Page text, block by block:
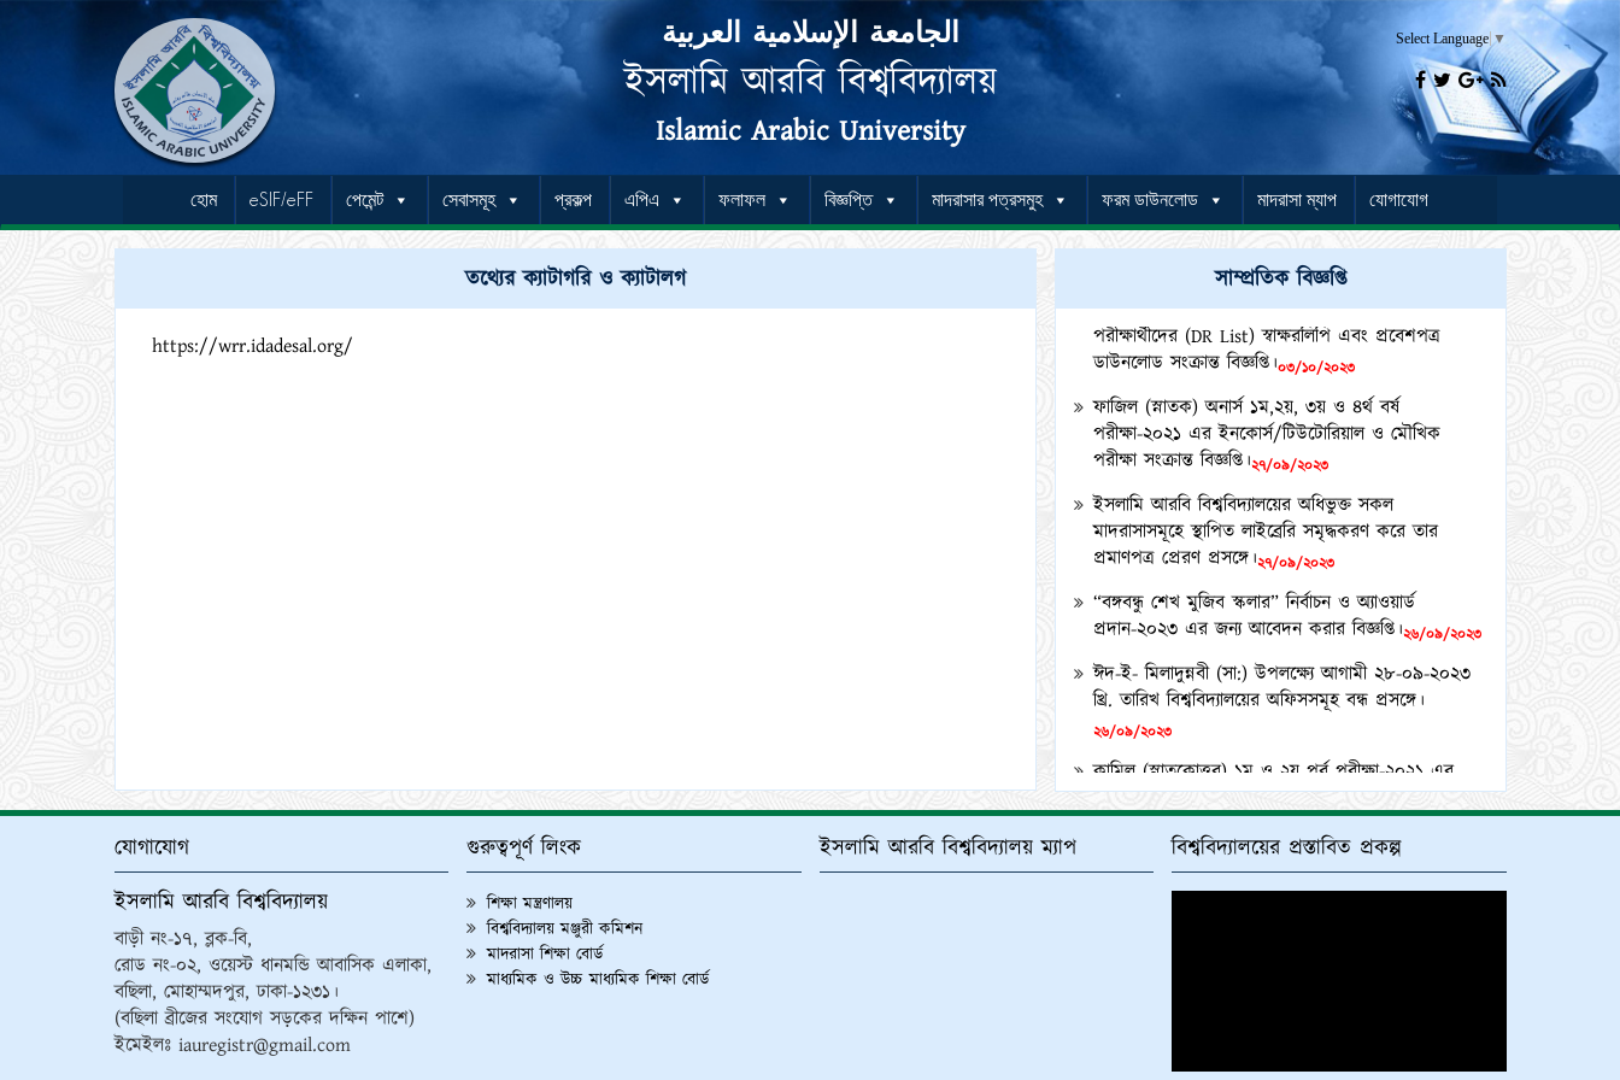
الجامعة الإسلامية العربية
ইসলামি আরবি বিশ্ববিদ্যালয়
Islamic Arabic University
Select Language ▼
   
হোম eSIF/eFF পেমেন্ট সেবাসমূহ প্রকল্প এপিএ ফলাফল বিজ্ঞপ্তি মাদরাসার পত্রসমুহ ফরম ডাউনলোড মাদরাসা ম্যাপ যোগাযোগ
তথ্যের ক্যাটাগরি ও ক্যাটালগ
https://wrr.idadesal.org/
সাম্প্রতিক বিজ্ঞপ্তি
কামিল মাস্টার্স (১ বছর মেয়াদী) পরীক্ষা-২০২১ এর
পরীক্ষার্থীদের (DR List) স্বাক্ষরলিপি এবং প্রবেশপত্র
ডাউনলোড সংক্রান্ত বিজ্ঞপ্তি।
০৩/১০/২০২৩
ফাজিল (স্নাতক) অনার্স ১ম,২য়, ৩য় ও ৪র্থ বর্ষ
পরীক্ষা-২০২১ এর ইনকোর্স/টিউটোরিয়াল ও মৌখিক
পরীক্ষা সংক্রান্ত বিজ্ঞপ্তি।২৭/০৯/২০২৩
ইসলামি আরবি বিশ্ববিদ্যালয়ের অধিভুক্ত সকল
মাদরাসাসমূহে স্থাপিত লাইব্রেরি সমৃদ্ধকরণ করে তার
প্রমাণপত্র প্রেরণ প্রসঙ্গে।২৭/০৯/২০২৩
“বঙ্গবন্ধু শেখ মুজিব স্কলার” নির্বাচন ও অ্যাওয়ার্ড
প্রদান-২০২৩ এর জন্য আবেদন করার বিজ্ঞপ্তি।
২৬/০৯/২০২৩
ঈদ-ই- মিলাদুন্নবী (সা:) উপলক্ষ্যে আগামী ২৮-০৯-২০২৩
খ্রি. তারিখ বিশ্ববিদ্যালয়ের অফিসসমূহ বন্ধ প্রসঙ্গে।
২৬/০৯/২০২৩
কামিল (স্নাতকোত্তর) ১ম ও ২য় পর্ব পরীক্ষা-২০২১ এর
পরীক্ষার্থীদের DR List, স্বাক্ষরলিপি এবং প্রবেশপত্র
২৪/০৯/২০২৩
ভর্তিচ্ছু শিক্ষার্থীদের ২য় মেধা তালিকা ও অপেক্ষমাণ
তালিকা প্রকাশ প্রসঙ্গে।
যোগাযোগ
ইসলামি আরবি বিশ্ববিদ্যালয়
বাড়ী নং-১৭, ব্লক-বি,
রোড নং-০২, ওয়েস্ট ধানমন্ডি আবাসিক এলাকা,
বছিলা, মোহাম্মদপুর, ঢাকা-১২৩১।
(বছিলা ব্রীজের সংযোগ সড়কের দক্ষিন পাশে)
ইমেইলঃ iauregistr@gmail.com
গুরুত্বপূর্ণ লিংক
শিক্ষা মন্ত্রণালয়
বিশ্ববিদ্যালয় মঞ্জুরী কমিশন
মাদরাসা শিক্ষা বোর্ড
মাধ্যমিক ও উচ্চ মাধ্যমিক শিক্ষা বোর্ড
ইসলামি আরবি বিশ্ববিদ্যালয় ম্যাপ বিশ্ববিদ্যালয়ের প্রস্তাবিত প্রকল্প